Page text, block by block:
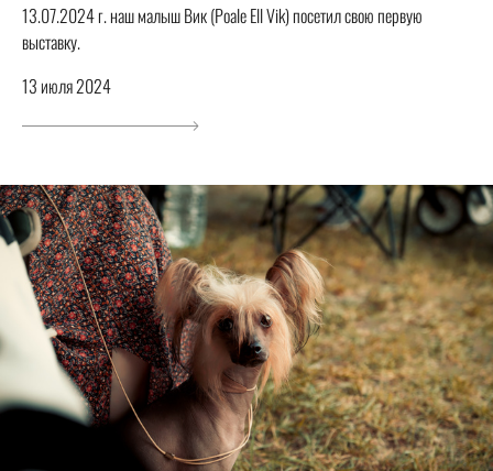
13.07.2024 г. наш малыш Вик (Poale Ell Vik) посетил свою первую
выставку.
13 июля 2024